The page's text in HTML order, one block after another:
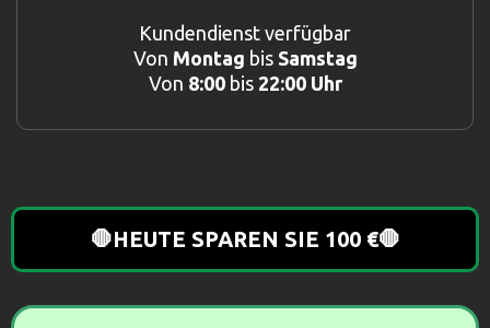
Kundendienst verfügbar
Von Montag bis Samstag
Von 8:00bis 22:00 Uhr
🛑HEUTE SPAREN SIE 100 €🛑